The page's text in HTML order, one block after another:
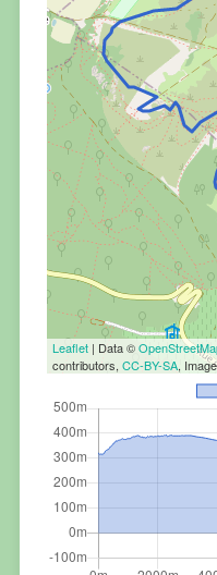
Leaflet| Data ©
contributors, CC-BY-SA,